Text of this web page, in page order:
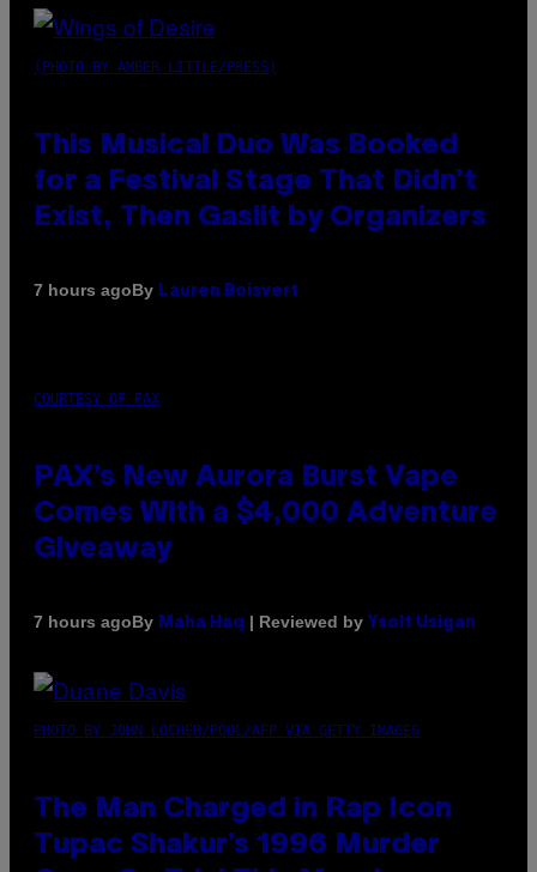
(PHOTO BY AMBER LITTLE/PRESS)
This Musical Duo Was Booked
for a Festival Stage That Didn’t
Exist, Then Gaslit by Organizers
7 hours agoBy Lauren Boisvert
COURTESY OF PAX
PAX’s New Aurora Burst Vape
Comes With a $4,000 Adventure
Giveaway
7 hours agoBy Maha Haq | Reviewed by Ysolt Usigan
PHOTO BY JOHN LOCHER/POOL/AFP VIA GETTY IMAGES
The Man Charged in Rap Icon
Tupac Shakur’s 1996 Murder